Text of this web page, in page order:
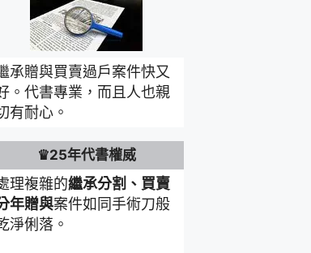
承贈與買賣過戶案件快又
。代書專業，而且人也親
有耐心。
♛25年代書權威
理複雜的繼承分割、買賣
年贈與案件如同手術刀般
淨俐落。